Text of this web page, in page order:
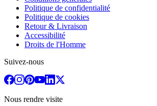
Politique de confidentialité
Politique de cookies
Retour & Livraison
Accessibilité
Droits de l'Homme
Suivez-nous
Nous rendre visite